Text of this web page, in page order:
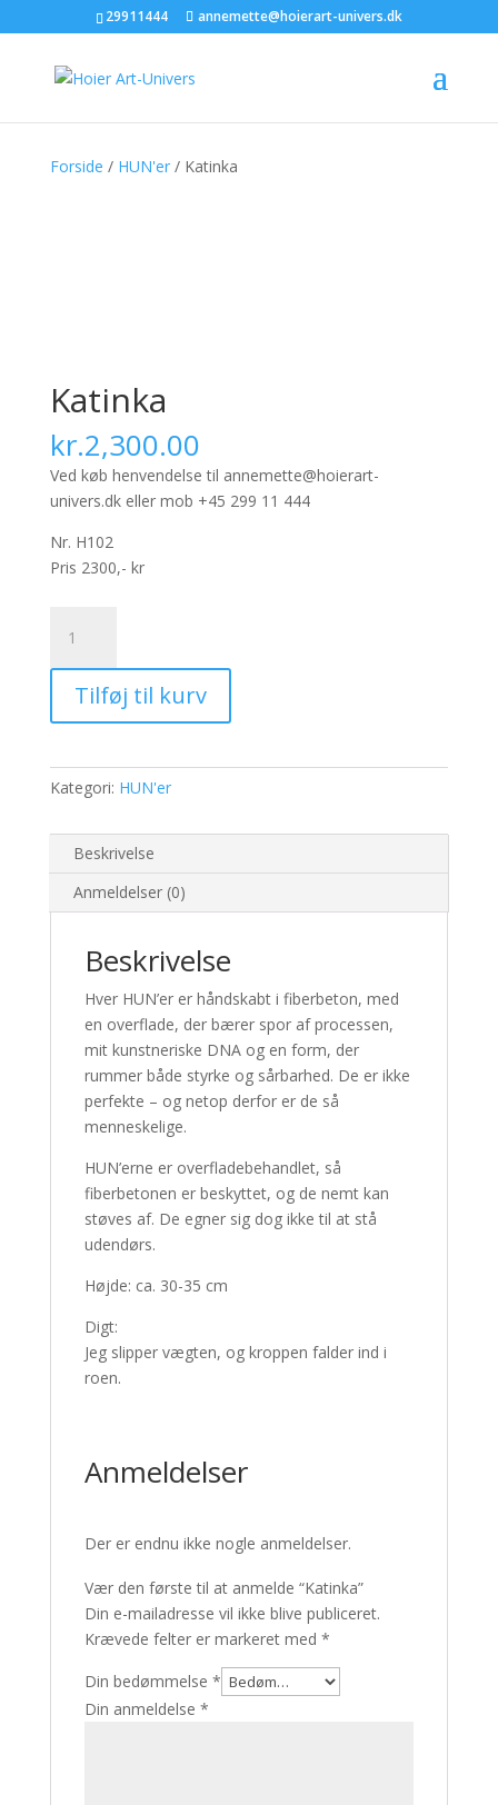
29911444 annemette@hoierart-univers.dk
Forside / HUN'er/ Katinka
Katinka
kr.2,300.00
Ved køb henvendelse til annemette@hoierart-
univers.dk eller mob +45 299 11 444
Nr. H102
Pris 2300,- kr
antal
Tilføj til kurv
Kategori: HUN'er
Beskrivelse
Anmeldelser (0)
Beskrivelse
Hver HUN’er er håndskabt i fiberbeton, med
en overflade, der bærer spor af processen,
mit kunstneriske DNA og en form, der
rummer både styrke og sårbarhed. De er ikke
perfekte – og netop derfor er de så
menneskelige.
HUN’erne er overfladebehandlet, så
fiberbetonen er beskyttet, og de nemt kan
støves af. De egner sig dog ikke til at stå
udendørs.
Højde: ca. 30-35 cm
Digt:
Jeg slipper vægten, og kroppen falder ind i
roen.
Anmeldelser
Der er endnu ikke nogle anmeldelser.
Vær den første til at anmelde “Katinka”
Din e-mailadresse vil ikke blive publiceret.
Krævede felter er markeret med *
Din bedømmelse *
Din anmeldelse *